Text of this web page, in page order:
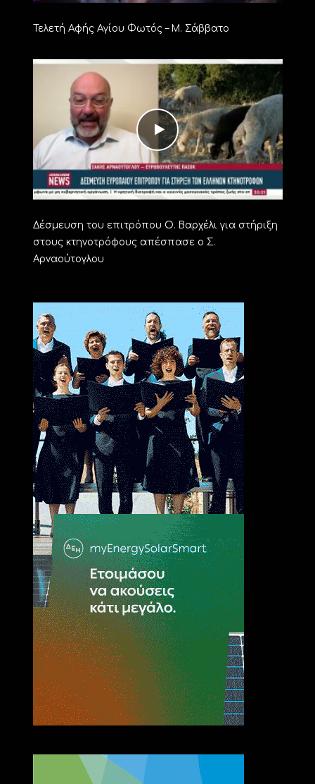
Τελετή Αφής Αγίου Φωτός – Μ. Σάββατο
Δέσμευση του επιτρόπου Ο. Βαρχέλι για στήριξη
στους κτηνοτρόφους απέσπασε ο Σ.
Αρναούτογλου